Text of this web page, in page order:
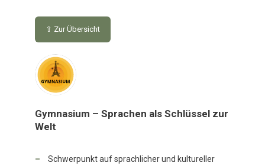
⇧ Zur Übersicht
Gymnasium – Sprachen als Schlüssel zur
Welt
Schwerpunkt auf sprachlicher und kultureller